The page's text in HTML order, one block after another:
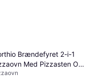
Brændefyret 2-i-1
Med Pizzasten Og